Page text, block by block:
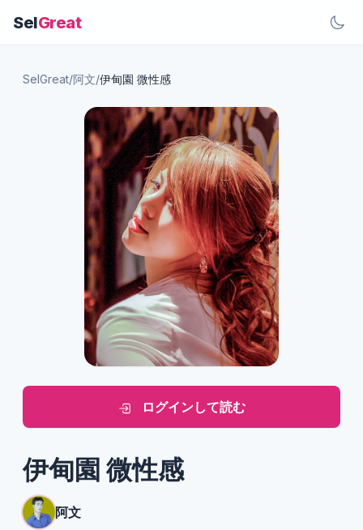
SelGreat
SelGreat/阿文/伊甸園 微性感
ログインして読む
伊甸園 微性感
阿文